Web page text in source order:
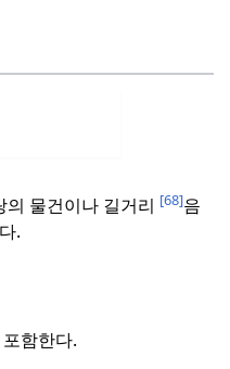
물건이나 길거리 [68]음
.
함한다.